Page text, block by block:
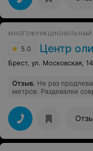
5.0 Центр
Брест, ул. Московская,
Отзыв. Не раз
метров. Раздевалки